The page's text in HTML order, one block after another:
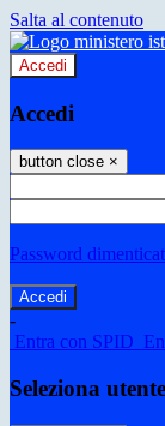
Salta al contenuto
Accedi
Accedi
button close ×
Password
-
Entra con SPID
Seleziona utente